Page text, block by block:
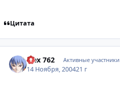
Цитата
alex 762 Активные участники
14 Ноября, 200421 г